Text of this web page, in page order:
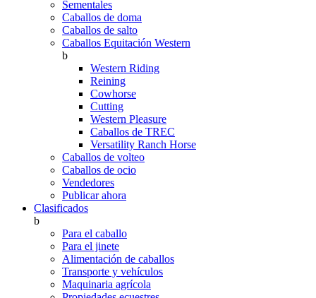
Sementales
Caballos de doma
Caballos de salto
Caballos Equitación Western
b
Western Riding
Reining
Cowhorse
Cutting
Western Pleasure
Caballos de TREC
Versatility Ranch Horse
Caballos de volteo
Caballos de ocio
Vendedores
Publicar ahora
Clasificados
b
Para el caballo
Para el jinete
Alimentación de caballos
Transporte y vehículos
Maquinaria agrícola